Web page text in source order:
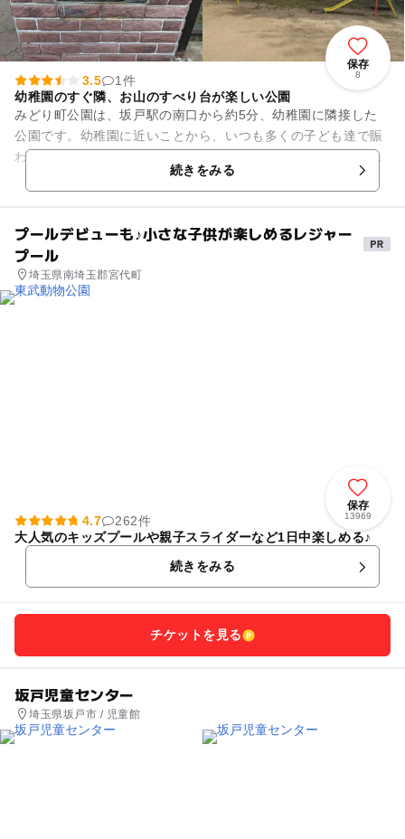
保存
8
3.5
1件
幼稚園のすぐ隣、お山のすべり台が楽しい公園
みどり町公園は、坂戸駅の南口から約5分、幼稚園に隣接した
公園です。幼稚園に近いことから、いつも多くの子ども達で賑
わい活気に溢れています。公園の中央には山があり、チェーン
を伝って登ったり滑り降りた...続きをみる
プールデビューも♪小さな子供が楽しめるレジャー
プール
埼玉県南埼玉郡宮代町
保存
13969
4.7
262件
大人気のキッズプールや親子スライダーなど1日中楽しめる♪
続きをみる
チケットを見る
坂戸児童センター
埼玉県坂戸市 / 児童館